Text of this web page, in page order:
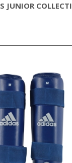
JUNIOR